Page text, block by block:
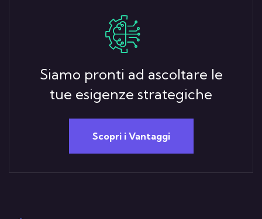
Siamo pronti ad ascoltare le
tue esigenze strategiche
Scopri i Vantaggi